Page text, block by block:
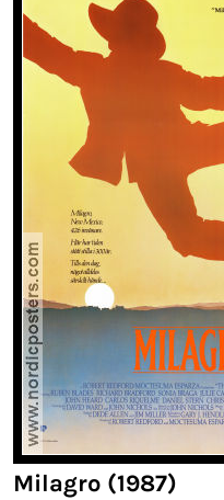
Milagro (1987)